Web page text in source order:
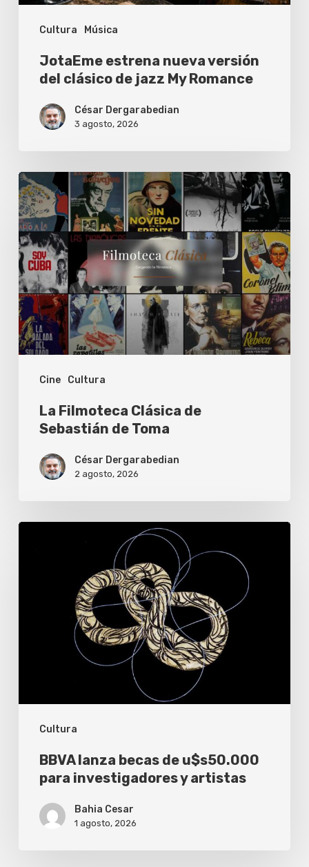
Cultura Música
My
Romance
JotaEme estrena nueva versión
del clásico de jazz My Romance
César Dergarabedian
3 agosto, 2026
Cine Cultura
La
Filmoteca
Clásica
de
Sebastián
de
Toma
La Filmoteca Clásica de
Sebastián de Toma
César Dergarabedian
2 agosto, 2026
Cultura
investigadores
artistas
BBVA lanza becas de u$s50.000
para investigadores y artistas
Bahia Cesar
1 agosto, 2026